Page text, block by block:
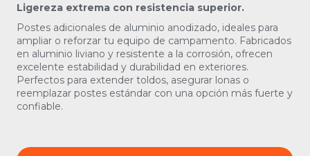
Ligereza extrema con resistencia superior.
Postes adicionales de aluminio anodizado, ideales para
ampliar o reforzar tu equipo de campamento. Fabricados
en aluminio liviano y resistente a la corrosión, ofrecen
excelente estabilidad y durabilidad en exteriores.
Perfectos para extender toldos, asegurar lonas o
reemplazar postes estándar con una opción más fuerte y
confiable.